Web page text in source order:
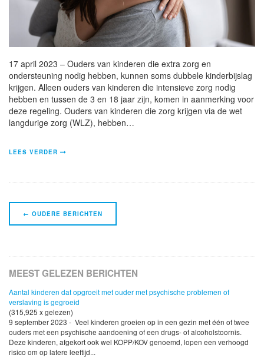
17 april 2023 – Ouders van kinderen die extra zorg en
ondersteuning nodig hebben, kunnen soms dubbele kinderbijslag
krijgen. Alleen ouders van kinderen die intensieve zorg nodig
hebben en tussen de 3 en 18 jaar zijn, komen in aanmerking voor
deze regeling. Ouders van kinderen die zorg krijgen via de wet
langdurige zorg (WLZ), hebben…
LEES VERDER
Navigatie
Berichten
← OUDERE BERICHTEN
MEEST GELEZEN BERICHTEN
Aantal kinderen dat opgroeit met ouder met psychische problemen of
verslaving is gegroeid
(315,925 x gelezen)
9 september 2023 - Veel kinderen groeien op in een gezin met één of twee
ouders met een psychische aandoening of een drugs- of alcoholstoornis.
Deze kinderen, afgekort ook wel KOPP/KOV genoemd, lopen een verhoogd
risico om op latere leeftijd...